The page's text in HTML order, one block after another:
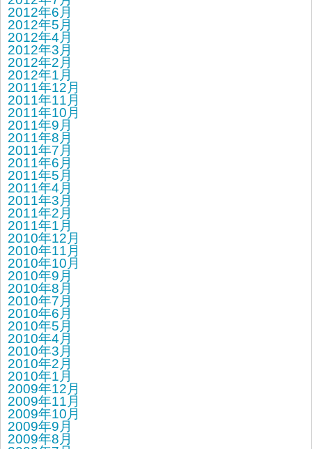
2012年6月
2012年5月
2012年4月
2012年3月
2012年2月
2012年1月
2011年12月
2011年11月
2011年10月
2011年9月
2011年8月
2011年7月
2011年6月
2011年5月
2011年4月
2011年3月
2011年2月
2011年1月
2010年12月
2010年11月
2010年10月
2010年9月
2010年8月
2010年7月
2010年6月
2010年5月
2010年4月
2010年3月
2010年2月
2010年1月
2009年12月
2009年11月
2009年10月
2009年9月
2009年8月